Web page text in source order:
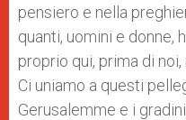
pensiero e nella
quanti, uomini e donne,
proprio qui, prima di
Ci uniamo a questi
Gerusalemme e i